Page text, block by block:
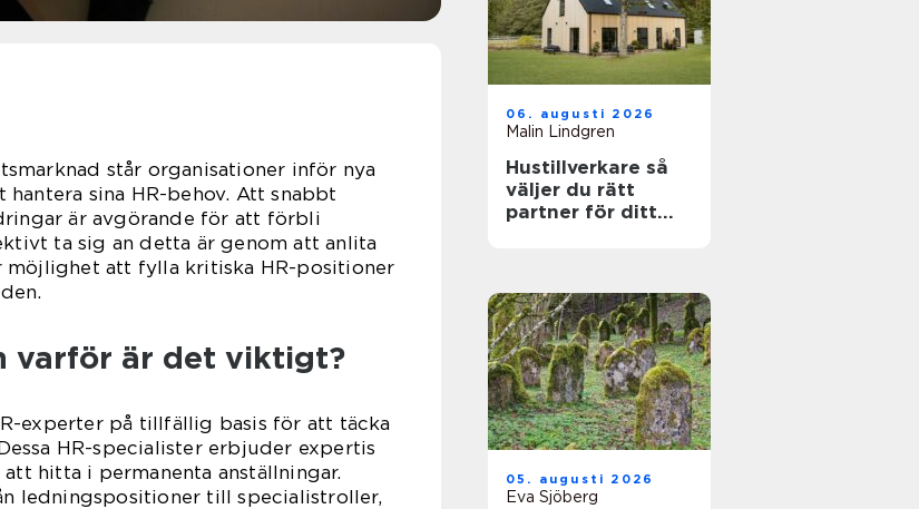
står organisationer inför nya
sina HR-behov. Att snabbt
är avgörande för att förbli
ta sig an detta är genom att anlita
möjlighet att fylla kritiska HR-positioner
varför är det viktigt?
experter på tillfällig basis för att täcka
HR-specialister erbjuder expertis
hitta i permanenta anställningar.
ledningspositioner till specialistroller,
06. augusti 2026
Malin Lindgren
Hustillverkare så
väljer du rätt
partner för ditt
05. augusti 2026
Eva Sjöberg